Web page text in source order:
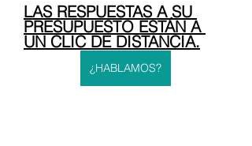
LAS RESPUESTAS A SU
PRESUPUESTO ESTÁN A
UN CLIC DE DISTANCIA.
¿HABLAMOS?